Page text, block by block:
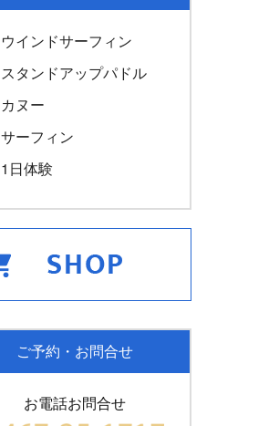
ウインドサーフィン
スタンドアップパドル
カヌー
サーフィン
1日体験
ご予約・お問合せ
お電話お問合せ